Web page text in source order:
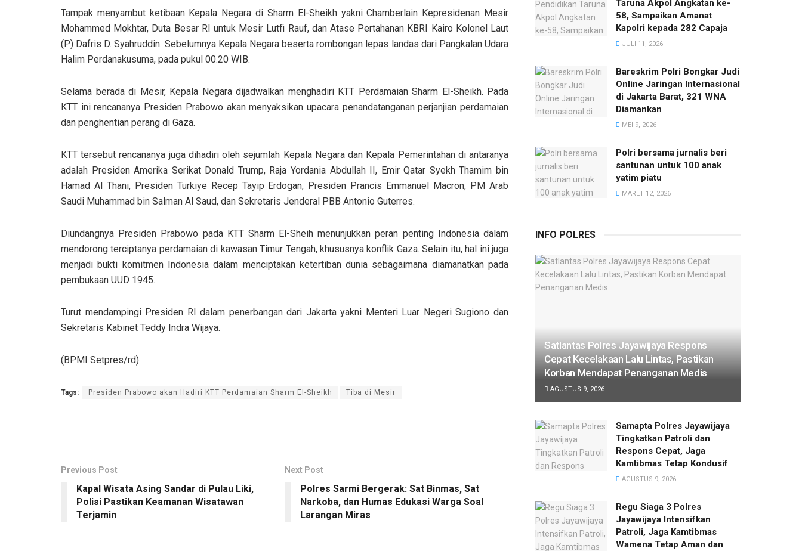
Tampak menyambut ketibaan Kepala Negara di Sharm El-Sheikh yakni Chamberlain Kepresidenan Mesir
Mohammed Mokhtar, Duta Besar RI untuk Mesir Lutfi Rauf, dan Atase Pertahanan KBRI Kairo Kolonel Laut
(P) Dafris D. Syahruddin. Sebelumnya Kepala Negara beserta rombongan lepas landas dari Pangkalan Udara
Halim Perdanakusuma, pada pukul 00.20 WIB.
Selama berada di Mesir, Kepala Negara dijadwalkan menghadiri KTT Perdamaian Sharm El-Sheikh. Pada
KTT ini rencananya Presiden Prabowo akan menyaksikan upacara penandatanganan perjanjian perdamaian
dan penghentian perang di Gaza.
KTT tersebut rencananya juga dihadiri oleh sejumlah Kepala Negara dan Kepala Pemerintahan di antaranya
adalah Presiden Amerika Serikat Donald Trump, Raja Yordania Abdullah II, Emir Qatar Syekh Thamim bin
Hamad Al Thani, Presiden Turkiye Recep Tayip Erdogan, Presiden Prancis Emmanuel Macron, PM Arab
Saudi Muhammad bin Salman Al Saud, dan Sekretaris Jenderal PBB Antonio Guterres.
Diundangnya Presiden Prabowo pada KTT Sharm El-Sheih menunjukkan peran penting Indonesia dalam
mendorong terciptanya perdamaian di kawasan Timur Tengah, khususnya konflik Gaza. Selain itu, hal ini juga
menjadi bukti komitmen Indonesia dalam menciptakan ketertiban dunia sebagaimana diamanatkan pada
pembukaan UUD 1945.
Turut mendampingi Presiden RI dalam penerbangan dari Jakarta yakni Menteri Luar Negeri Sugiono dan
Sekretaris Kabinet Teddy Indra Wijaya.
(BPMI Setpres/rd)
Tags: Presiden Prabowo akan Hadiri KTT Perdamaian Sharm El-Sheikh Tiba di Mesir
Previous Post
Kapal Wisata Asing Sandar di Pulau Liki,
Polisi Pastikan Keamanan Wisatawan
Terjamin
Next Post
Polres Sarmi Bergerak: Sat Binmas, Sat
Narkoba, dan Humas Edukasi Warga Soal
Larangan Miras
Taruna Akpol Angkatan ke-
58, Sampaikan Amanat
Kapolri kepada 282 Capaja
JULI 11, 2026
Bareskrim Polri Bongkar Judi
Online Jaringan Internasional
di Jakarta Barat, 321 WNA
Diamankan
MEI 9, 2026
Polri bersama jurnalis beri
santunan untuk 100 anak
yatim piatu
MARET 12, 2026
INFO POLRES
Satlantas Polres Jayawijaya Respons
Cepat Kecelakaan Lalu Lintas, Pastikan
Korban Mendapat Penanganan Medis
AGUSTUS 9, 2026
Samapta Polres Jayawijaya
Tingkatkan Patroli dan
Respons Cepat, Jaga
Kamtibmas Tetap Kondusif
AGUSTUS 9, 2026
Regu Siaga 3 Polres
Jayawijaya Intensifkan
Patroli, Jaga Kamtibmas
Wamena Tetap Aman dan